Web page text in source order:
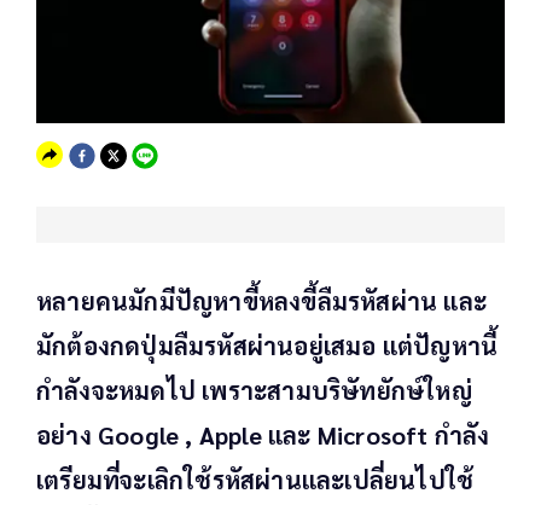
หลายคนมักมีปัญหาขี้หลงขี้ลืมรหัสผ่าน และ
มักต้องกดปุ่มลืมรหัสผ่านอยู่เสมอ แต่ปัญหานี้
กำลังจะหมดไป เพราะสามบริษัทยักษ์ใหญ่
อย่าง Google , Apple และ Microsoft กำลัง
เตรียมที่จะเลิกใช้รหัสผ่านและเปลี่ยนไปใช้